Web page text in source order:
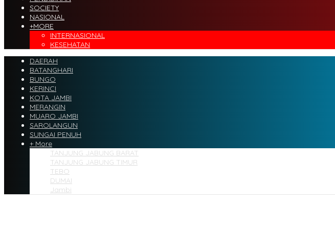
SOCIETY
NASIONAL
+MORE
INTERNASIONAL
KESEHATAN
DAERAH
BATANGHARI
BUNGO
KERINCI
KOTA JAMBI
MERANGIN
MUARO JAMBI
SAROLANGUN
SUNGAI PENUH
+ More
TANJUNG JABUNG BARAT
TANJUNG JABUNG TIMUR
TEBO
DUMAI
Jambi